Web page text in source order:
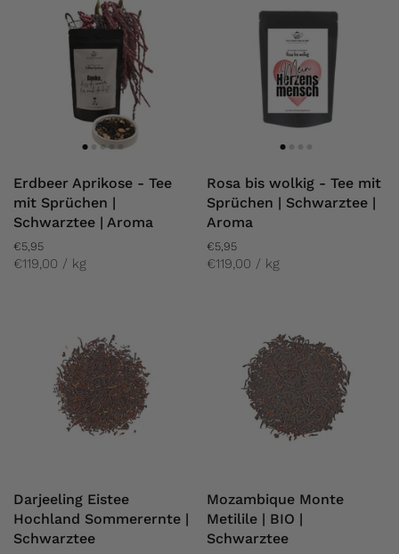
Erdbeer Aprikose - Tee
mit Sprüchen |
Schwarztee | Aroma
€5,95
€119,00 / kg
Rosa bis wolkig - Tee mit
Sprüchen | Schwarztee |
Aroma
€5,95
€119,00 / kg
Darjeeling Eistee
Hochland Sommerernte |
Schwarztee
Mozambique Monte
Metilile | BIO |
Schwarztee